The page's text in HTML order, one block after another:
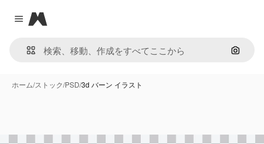
Close menu
Magnific
画像で
ホーム/ストック/PSD/3d バーン イラスト